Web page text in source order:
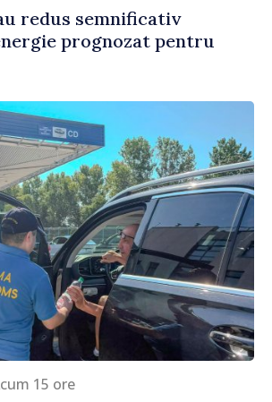
redus semnificativ
prognozat pentru
15 ore